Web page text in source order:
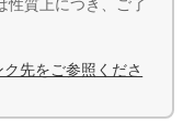
性質上につき、ご了
先をご参照くださ